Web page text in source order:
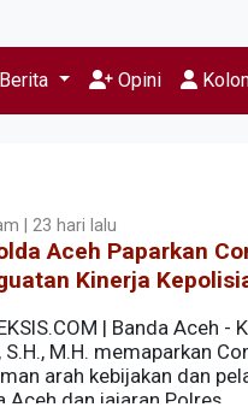
Berita Opini
| 23 hari lalu
Aceh Paparkan
Kinerja
| Banda Aceh
S.H., M.H. memaparkan
arah kebijakan dan
Aceh dan jajaran Polres.